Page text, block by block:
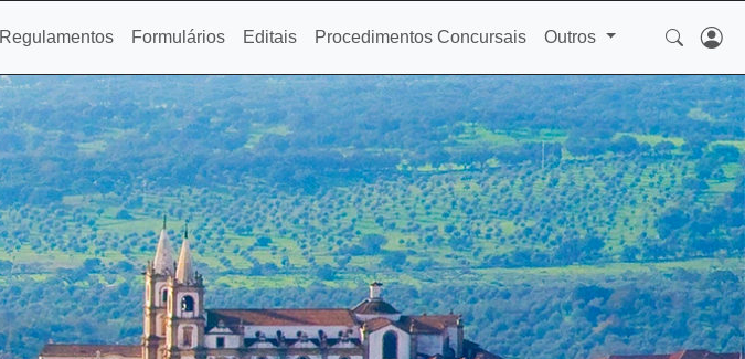
Regulamentos Formulários Editais Procedimentos Concursais Outros